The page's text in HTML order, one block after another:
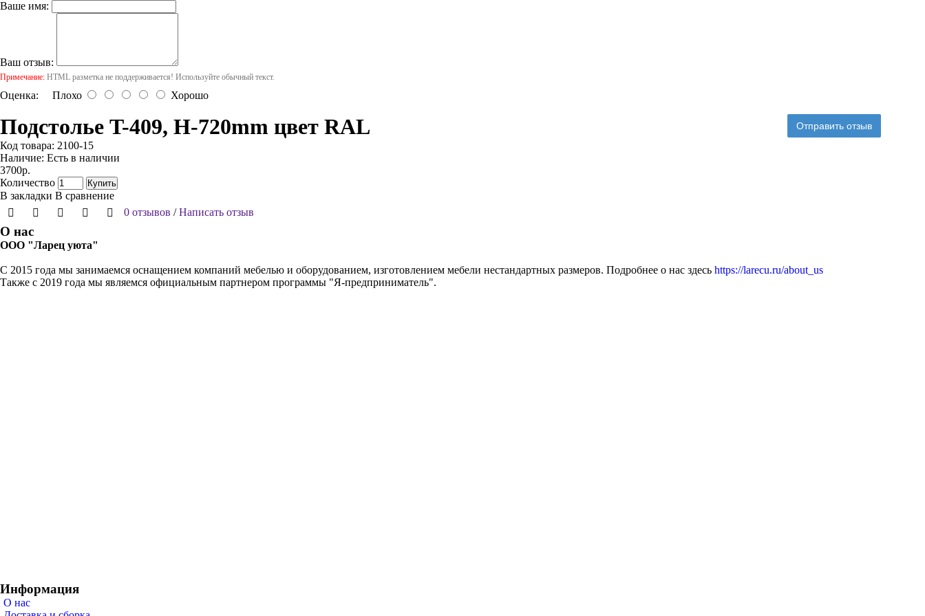
Ваше имя:
Ваш отзыв:
Примечание: HTML разметка не поддерживается! Используйте обычный текст.
Оценка: Плохо Хорошо
Отправить отзыв
Подстолье T-409, H-720mm цвет RAL
Код товара: 2100-15
Наличие: Есть в наличии
3700р.
Количество
Купить
В закладки В сравнение
0 отзывов /Написать отзыв
О нас
ООО "Ларец уюта"
С 2015 года мы занимаемся оснащением компаний мебелью и оборудованием, изготовлением мебели нестандартных размеров. Подробнее о нас здесь https://larecu.ru/about_us
Также с 2019 года мы являемся официальным партнером программы "Я-предприниматель".
Информация
О нас